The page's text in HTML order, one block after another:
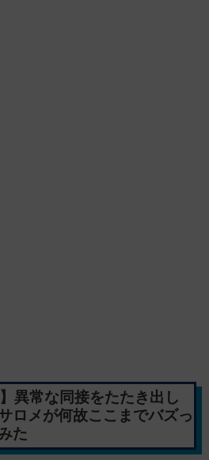
異常な同接をたたき出し
ロメが何故ここまでバズっ
た